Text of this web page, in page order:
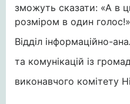
зможуть сказати: «А в
розміром в один
Відділ інформаційно-
та комунікацій із
виконавчого комітету